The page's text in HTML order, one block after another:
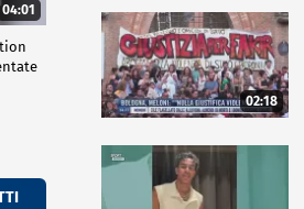
04:01
02:18